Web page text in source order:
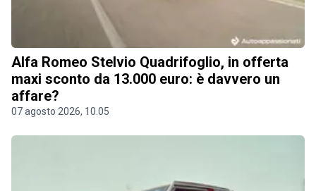
Alfa Romeo Stelvio Quadrifoglio, in offerta
maxi sconto da 13.000 euro: è davvero un
affare?
07 agosto 2026, 10.05